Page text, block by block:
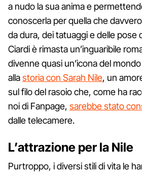
a nudo la sua anima e
conoscerla per quella che
da dura, dei tatuaggi e delle pose
Ciardi è rimasta un’inguaribile
divenne quasi un’icona del
allastoria con Sarah Nile, un
sul filo del rasoio che, come ha
noi di Fanpage, sarebbe stato
dalle telecamere.
L’attrazione per la Nile
Purtroppo, i diversi stili di vita le